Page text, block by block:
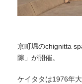
京町堀のchignitta
隙」が開催。
ケイタタは1976年